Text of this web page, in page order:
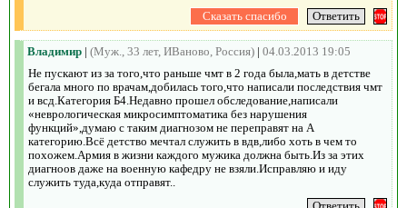
Владимир | (Муж., 33 лет, ИВаново, Россия) | 04.03.2013 19:05
Не пускают из за того,что раньше чмт в 2 года была,мать в детстве
бегала много по врачам,добилась того,что написали последствия чмт
и всд.Категория Б4.Недавно прошел обследование,написали
«неврологическая микросимптоматика без нарушения
функций»,думаю с таким диагнозом не переправят на А
категорию.Всё детство мечтал служить в вдв,либо хоть в чем то
похожем.Армия в жизни каждого мужика должна быть.Из за этих
диагноов даже на военную кафедру не взяли.Исправляю и иду
служить туда,куда отправят..